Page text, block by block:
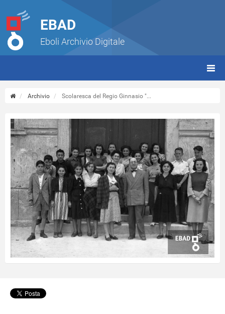
EBAD
Eboli Archivio Digitale
Archivio Scolaresca del Regio Ginnasio "...